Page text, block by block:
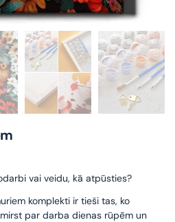
vai veidu, kā atpūsties?
komplekti ir tieši tas, ko
par darba dienas rūpēm un